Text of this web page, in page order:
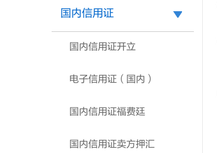
国内信用证
国内信用证开立
电子信用证（国内）
国内信用证福费廷
国内信用证卖方押汇